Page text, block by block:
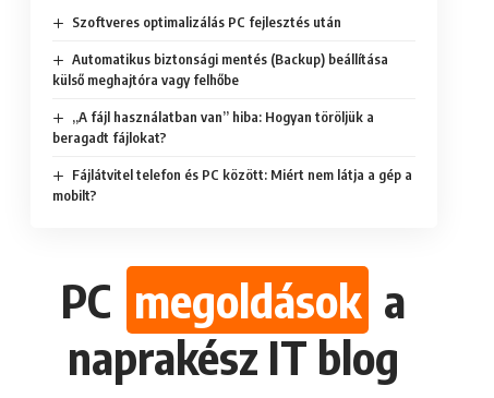
Szoftveres optimalizálás PC fejlesztés után
Automatikus biztonsági mentés (Backup) beállítása
külső meghajtóra vagy felhőbe
„A fájl használatban van” hiba: Hogyan töröljük a
beragadt fájlokat?
Fájlátvitel telefon és PC között: Miért nem látja a gép a
mobilt?
PC megoldások a
naprakész IT blog